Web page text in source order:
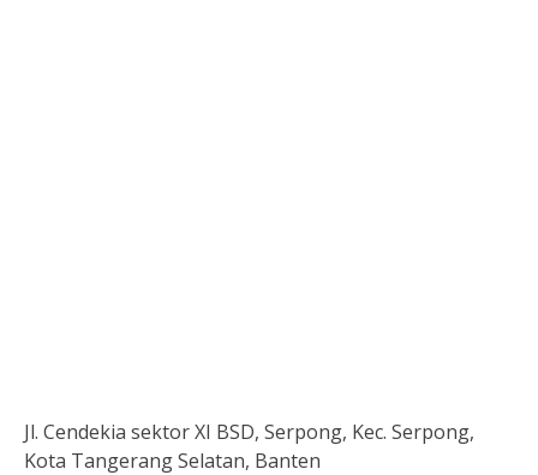
Jl. Cendekia sektor XI BSD, Serpong, Kec. Serpong,
Kota Tangerang Selatan, Banten